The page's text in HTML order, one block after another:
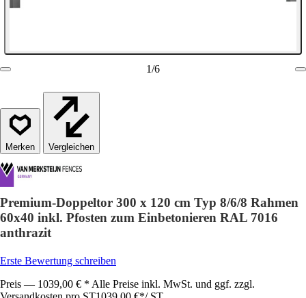
1/6
Vergleichen
Premium-Doppeltor 300 x 120 cm Typ 8/6/8 Rahmen
60x40 inkl. Pfosten zum Einbetonieren RAL 7016
anthrazit
Erste Bewertung schreiben
Preis — 1039,00 € * Alle Preise inkl. MwSt. und ggf. zzgl.